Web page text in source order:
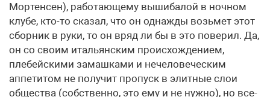
Мортенсен), работающему вышибалой в ночном
клубе, кто-то сказал, что он однажды возьмет этот
сборник в руки, то он вряд ли бы в это поверил. Да,
он со своим итальянским происхождением,
плебейскими замашками и нечеловеческим
аппетитом не получит пропуск в элитные слои
общества (собственно, это ему и не нужно), но все-